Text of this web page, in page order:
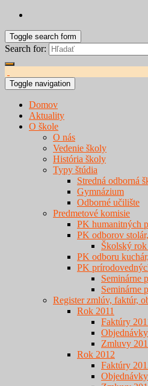
Toggle search form
Search for:
Toggle navigation
Domov
Aktuality
O škole
O nás
Vedenie školy
História školy
Typy štúdia
Stredná odborná
Gymnázium
Odborné učilište
Predmetové komisie
PK humanitných
PK odborov
Školský
PK odboru
PK
Seminárne
Seminárne
Register zmlúv, faktúr,
Rok 2011
Faktúry
Objednávky
Zmluvy
Rok 2012
Faktúry